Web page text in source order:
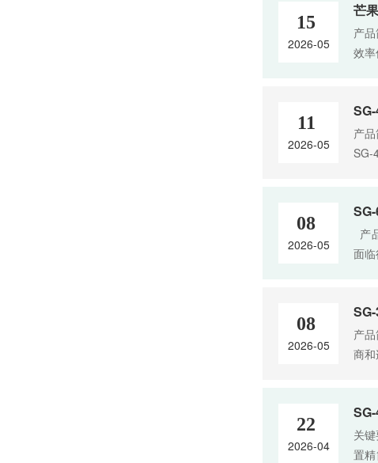
15
2026-05
芒
产
效
11
2026-05
产
SG-
08
2026-05
产
面
08
2026-05
产
商
22
2026-04
关
置